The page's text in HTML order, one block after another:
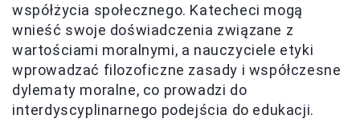
współżycia społecznego. Katecheci mogą
wnieść swoje doświadczenia związane z
wartościami moralnymi, a nauczyciele etyki
wprowadzać filozoficzne zasady i współczesne
dylematy moralne, co prowadzi do
interdyscyplinarnego podejścia do edukacji.